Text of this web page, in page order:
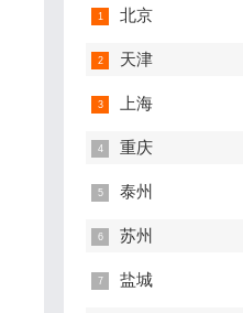
北京
天津
上海
重庆
泰州
苏州
盐城